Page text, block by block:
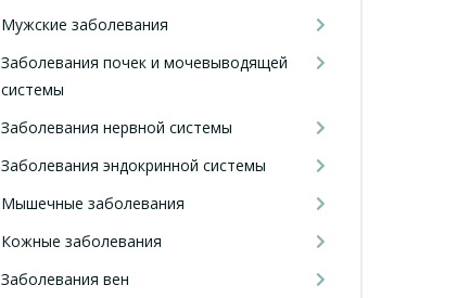
Мужские заболевания
Заболевания почек и мочевыводящей
системы
Заболевания нервной системы
Заболевания эндокринной системы
Мышечные заболевания
Кожные заболевания
Заболевания вен